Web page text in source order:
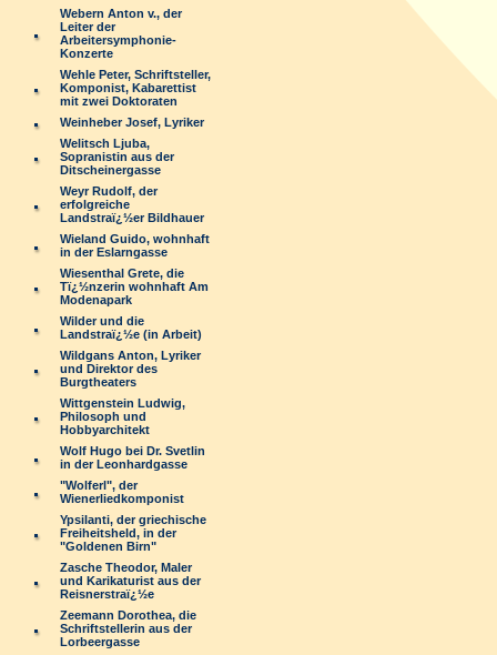
Webern Anton v., der
Leiter der
Arbeitersymphonie-
Konzerte
Wehle Peter, Schriftsteller,
Komponist, Kabarettist
mit zwei Doktoraten
Weinheber Josef, Lyriker
Welitsch Ljuba,
Sopranistin aus der
Ditscheinergasse
Weyr Rudolf, der
erfolgreiche
Landstraï¿½er Bildhauer
Wieland Guido, wohnhaft
in der Eslarngasse
Wiesenthal Grete, die
Tï¿½nzerin wohnhaft Am
Modenapark
Wilder und die
Landstraï¿½e (in Arbeit)
Wildgans Anton, Lyriker
und Direktor des
Burgtheaters
Wittgenstein Ludwig,
Philosoph und
Hobbyarchitekt
Wolf Hugo bei Dr. Svetlin
in der Leonhardgasse
"Wolferl", der
Wienerliedkomponist
Ypsilanti, der griechische
Freiheitsheld, in der
"Goldenen Birn"
Zasche Theodor, Maler
und Karikaturist aus der
Reisnerstraï¿½e
Zeemann Dorothea, die
Schriftstellerin aus der
Lorbeergasse